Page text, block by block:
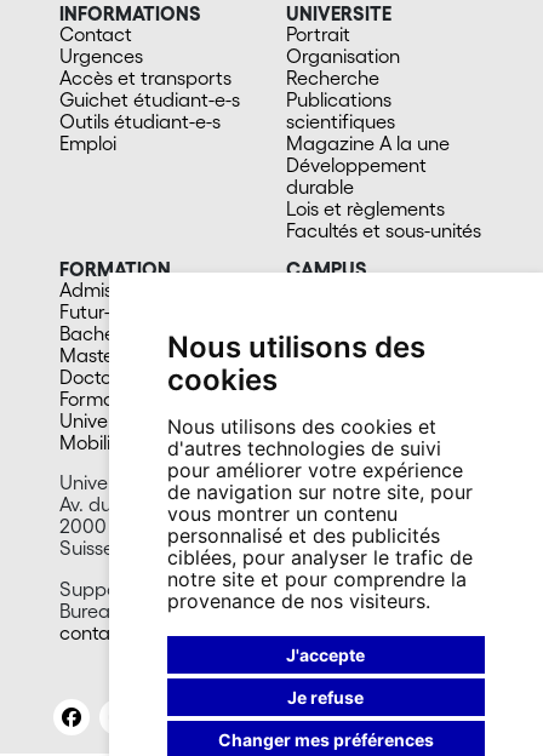
Nous utilisons des
cookies
Nous utilisons des cookies et
d'autres technologies de suivi
pour améliorer votre expérience
de navigation sur notre site, pour
vous montrer un contenu
personnalisé et des publicités
ciblées, pour analyser le trafic de
notre site et pour comprendre la
provenance de nos visiteurs.
J'accepte
Je refuse
Changer mes préférences
INFORMATIONS
Contact
Urgences
Accès et transports
Guichet étudiant-e-s
Outils étudiant-e-s
Emploi
UNIVERSITE
Portrait
Organisation
Recherche
Publications
scientifiques
Magazine A la une
Développement
durable
Lois et règlements
Facultés et sous-unités
FORMATION
Admission
Futur-e étudiant-e
Bachelors
Masters
Doctorat
Formation continue
Université du 3e âge
Mobilité
CAMPUS
Sports
Santé
Université de Neuchâtel
Av. du 1er-Mars 26
2000 Neuchâtel
Suisse
Support Recherche et Innovation
Bureau régional Euresearch
contact.sri@unine.ch